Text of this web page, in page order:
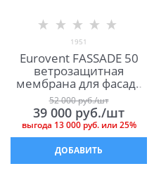
1951
Eurovent FASSADE 50
ветрозащитная
мембрана для фасада
Евровент Фасад 50
52 000 руб./шт
39 000 руб./шт
выгода 13 000 руб.или25%
ДОБАВИТЬ